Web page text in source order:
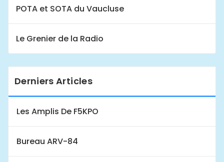
POTA et SOTA du Vaucluse
Le Grenier de la Radio
Derniers Articles
Les Amplis De F5KPO
Bureau ARV-84